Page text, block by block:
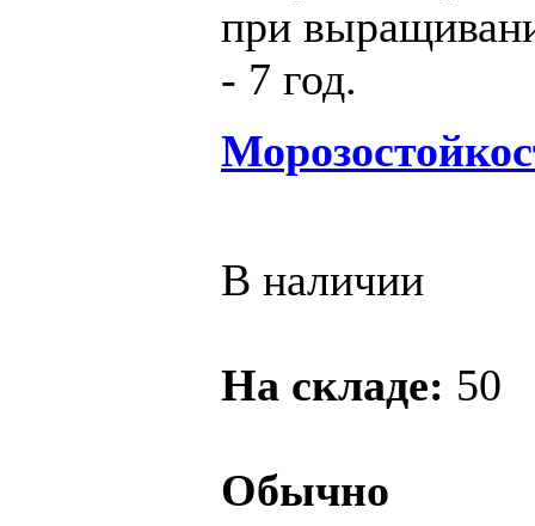
при
- 7 год.
В наличии
На складе: 50
Обычно